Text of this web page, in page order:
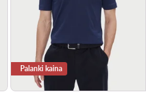
Palanki kaina